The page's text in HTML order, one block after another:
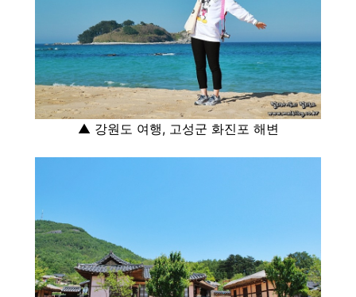
▲ 강원도 여행, 고성군 화진포 해변